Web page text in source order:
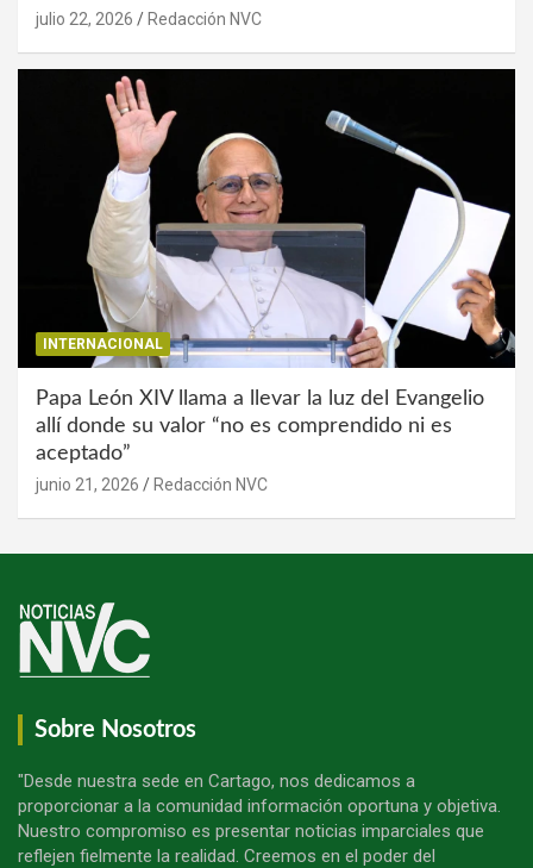
julio 22, 2026 Redacción NVC
INTERNACIONAL
Papa León XIV llama a llevar la luz del Evangelio
allí donde su valor “no es comprendido ni es
aceptado”
junio 21, 2026 Redacción NVC
Sobre Nosotros
"Desde nuestra sede en Cartago, nos dedicamos a
proporcionar a la comunidad información oportuna y objetiva.
Nuestro compromiso es presentar noticias imparciales que
reflejen fielmente la realidad. Creemos en el poder del